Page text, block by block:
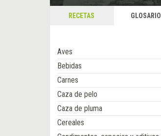
RECETAS GLOSARIO
Aves
Bebidas
Carnes
Caza de pelo
Caza de pluma
Cereales